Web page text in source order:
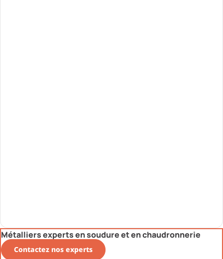
Métalliers experts en soudure et en chaudronnerie
Contactez nos experts